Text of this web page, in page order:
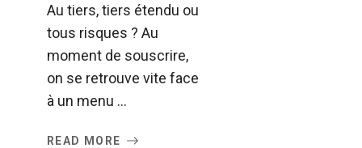
Au tiers, tiers étendu ou
tous risques ? Au
moment de souscrire,
on se retrouve vite face
à un menu ...
READ MORE